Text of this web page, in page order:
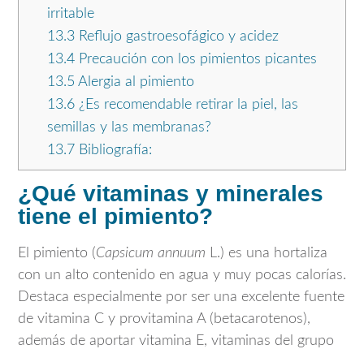
irritable
13.3Reflujo gastroesofágico y acidez
13.4Precaución con los pimientos picantes
13.5 Alergia al pimiento
13.6¿Es recomendable retirar la piel, las
semillas y las membranas?
13.7Bibliografía:
¿Qué vitaminas y minerales
tiene el pimiento?
El pimiento (Capsicum annuum L.) es una hortaliza
con un alto contenido en agua y muy pocas calorías.
Destaca especialmente por ser una excelente fuente
de vitamina C y provitamina A (betacarotenos),
además de aportar vitamina E, vitaminas del grupo